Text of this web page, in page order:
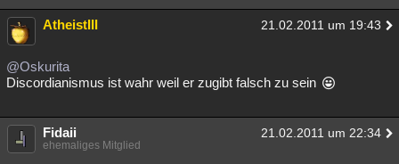
AtheistIII 21.02.2011 um 19:43
@Oskurita
Discordianismus ist wahr weil er zugibt falsch zu sein
Fidaii 21.02.2011 um 22:34
ehemaliges Mitglied